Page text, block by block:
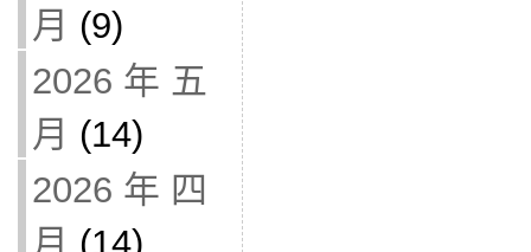
月 (9)
2026 年 五
月 (14)
2026 年 四
月 (14)